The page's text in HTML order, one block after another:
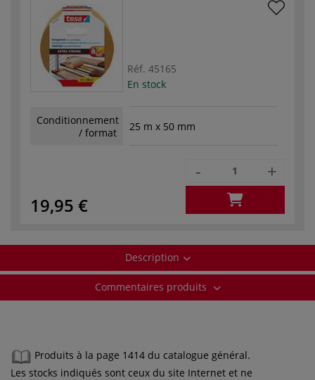
Réf. 45165
En stock
Conditionnement
/ format
25 m x 50 mm
19,95 €
- +
Description
Commentaires produits
Produits à la page 1414 du catalogue général.
Les stocks indiqués sont ceux du site Internet et ne